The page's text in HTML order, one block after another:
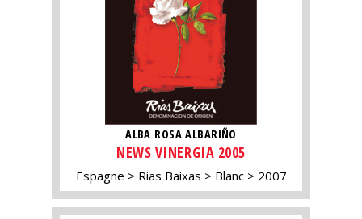
ALBA ROSA ALBARIÑO
NEWS VINERGIA 2005
Espagne Rias Baixas Blanc 2007